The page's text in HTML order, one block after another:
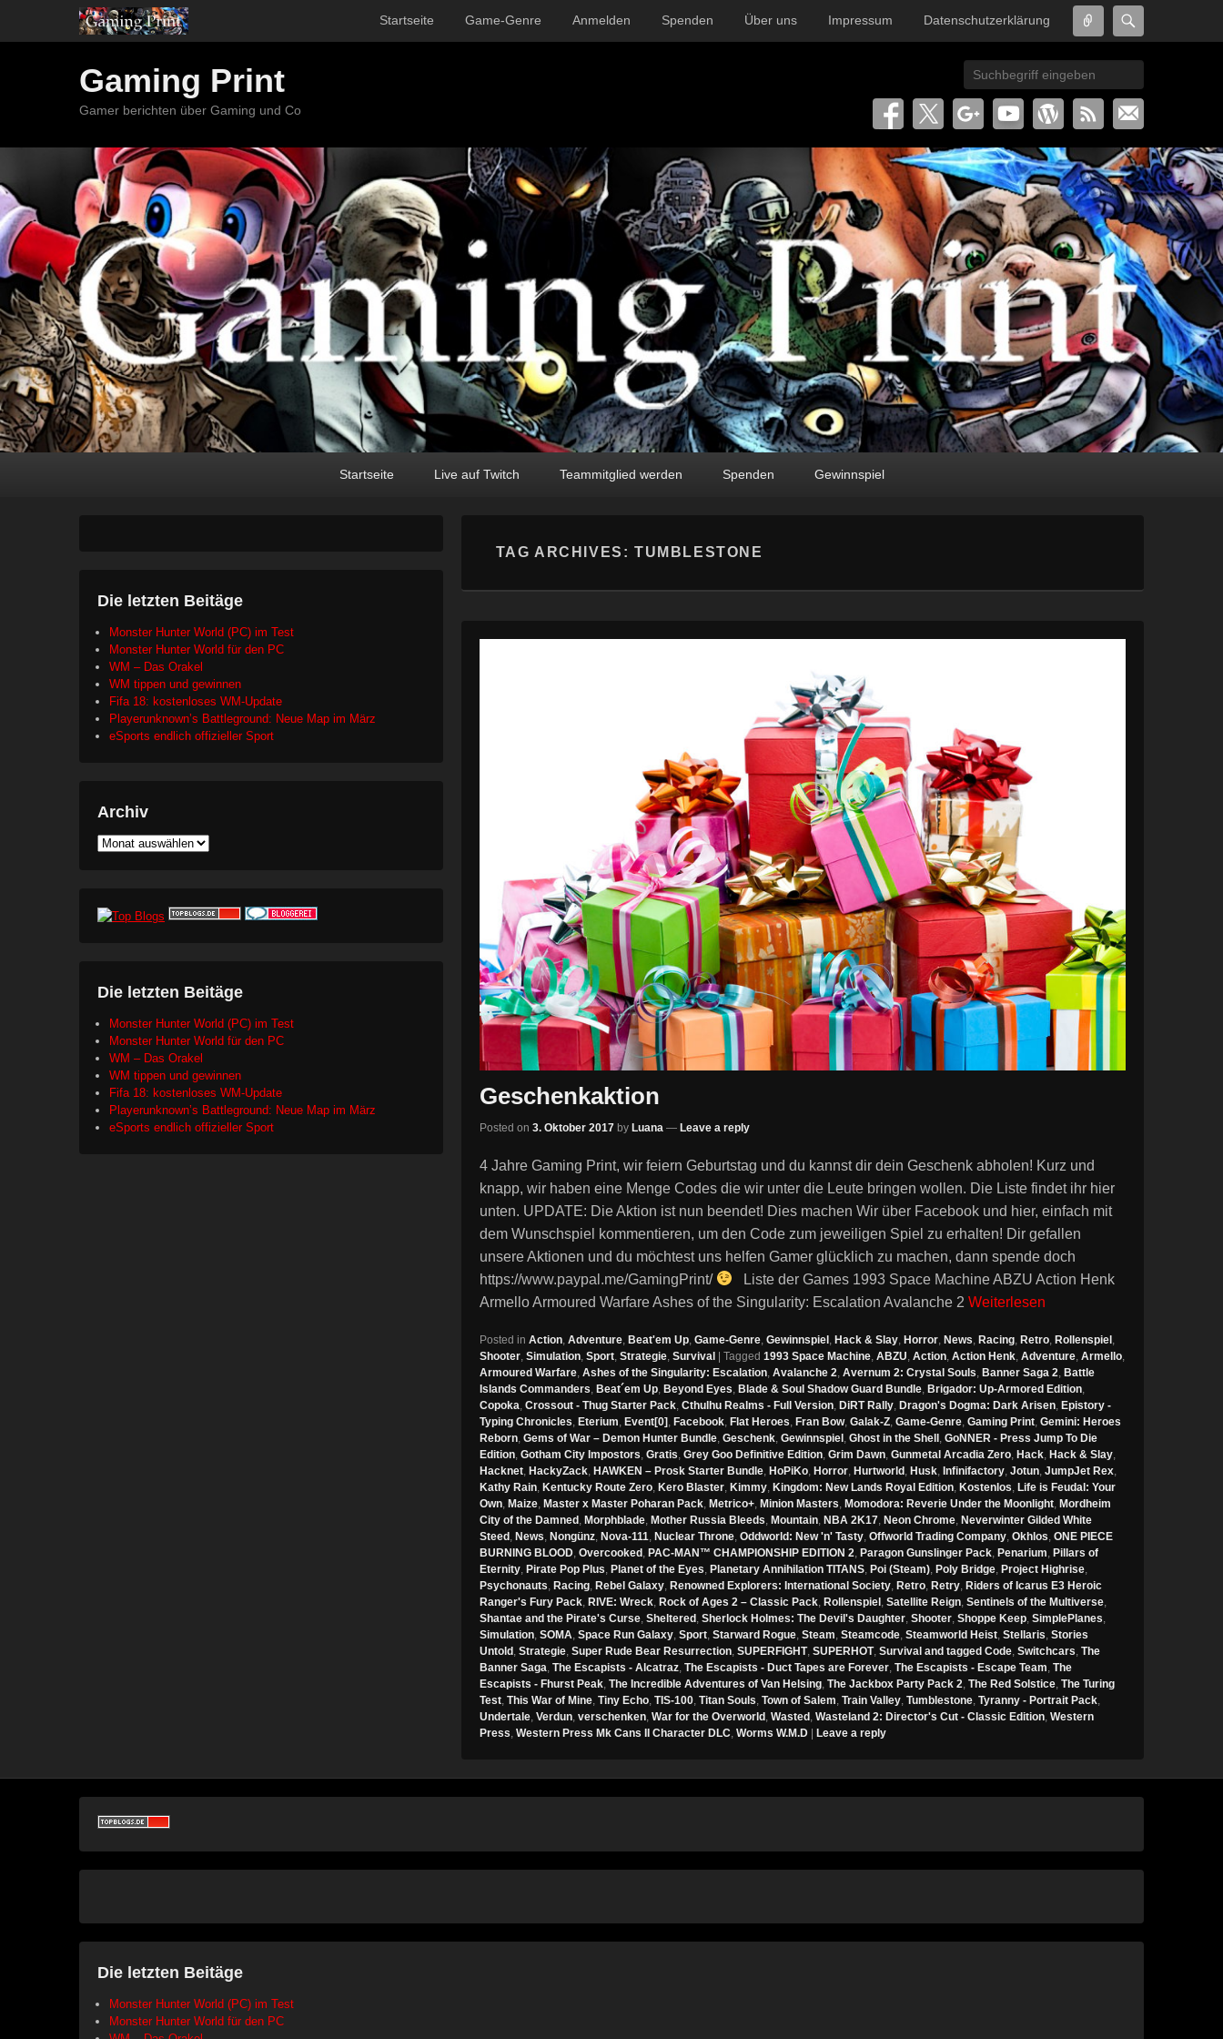
Connect
Startseite Game-Genre Anmelden Spenden Über uns Impressum Datenschutzerklärung
Gaming Print
Gamer berichten über Gaming und Co
Search
Startseite Live auf Twitch Teammitglied werden Spenden Gewinnspiel
TAG ARCHIVES: TUMBLESTONE
Geschenkaktion
Posted on 3. Oktober 2017 by Luana — Leave a reply
4 Jahre Gaming Print, wir feiern Geburtstag und du kannst dir dein Geschenk abholen! Kurz und
knapp, wir haben eine Menge Codes die wir unter die Leute bringen wollen. Die Liste findet ihr hier
unten. UPDATE: Die Aktion ist nun beendet! Dies machen Wir über Facebook und hier, einfach mit
dem Wunschspiel kommentieren, um den Code zum jeweiligen Spiel zu erhalten! Dir gefallen
unsere Aktionen und du möchtest uns helfen Gamer glücklich zu machen, dann spende doch
https://www.paypal.me/GamingPrint/
Liste der Games 1993 Space Machine ABZU Action Henk
Armello Armoured Warfare Ashes of the Singularity: Escalation Avalanche 2 Weiterlesen
Posted in Action, Adventure, Beat'em Up, Game-Genre, Gewinnspiel, Hack & Slay, Horror, News, Racing, Retro, Rollenspiel,
Shooter, Simulation, Sport, Strategie, Survival | Tagged 1993 Space Machine, ABZU, Action, Action Henk, Adventure, Armello,
Armoured Warfare, Ashes of the Singularity: Escalation, Avalanche 2, Avernum 2: Crystal Souls, Banner Saga 2, Battle
Islands Commanders, Beat´em Up, Beyond Eyes, Blade & Soul Shadow Guard Bundle, Brigador: Up-Armored Edition,
Copoka, Crossout - Thug Starter Pack, Cthulhu Realms - Full Version, DiRT Rally, Dragon's Dogma: Dark Arisen, Epistory -
Typing Chronicles, Eterium, Event[0], Facebook, Flat Heroes, Fran Bow, Galak-Z, Game-Genre, Gaming Print, Gemini: Heroes
Reborn, Gems of War – Demon Hunter Bundle, Geschenk, Gewinnspiel, Ghost in the Shell, GoNNER - Press Jump To Die
Edition, Gotham City Impostors, Gratis, Grey Goo Definitive Edition, Grim Dawn, Gunmetal Arcadia Zero, Hack, Hack & Slay,
Hacknet, HackyZack, HAWKEN – Prosk Starter Bundle, HoPiKo, Horror, Hurtworld, Husk, Infinifactory, Jotun, JumpJet Rex,
Kathy Rain, Kentucky Route Zero, Kero Blaster, Kimmy, Kingdom: New Lands Royal Edition, Kostenlos, Life is Feudal: Your
Own, Maize, Master x Master Poharan Pack, Metrico+, Minion Masters, Momodora: Reverie Under the Moonlight, Mordheim
City of the Damned, Morphblade, Mother Russia Bleeds, Mountain, NBA 2K17, Neon Chrome, Neverwinter Gilded White
Steed, News, Nongünz, Nova-111, Nuclear Throne, Oddworld: New 'n' Tasty, Offworld Trading Company, Okhlos, ONE PIECE
BURNING BLOOD, Overcooked, PAC-MAN™ CHAMPIONSHIP EDITION 2, Paragon Gunslinger Pack, Penarium, Pillars of
Eternity, Pirate Pop Plus, Planet of the Eyes, Planetary Annihilation TITANS, Poi (Steam), Poly Bridge, Project Highrise,
Psychonauts, Racing, Rebel Galaxy, Renowned Explorers: International Society, Retro, Retry, Riders of Icarus E3 Heroic
Ranger's Fury Pack, RIVE: Wreck, Rock of Ages 2 – Classic Pack, Rollenspiel, Satellite Reign, Sentinels of the Multiverse,
Shantae and the Pirate's Curse, Sheltered, Sherlock Holmes: The Devil's Daughter, Shooter, Shoppe Keep, SimplePlanes,
Simulation, SOMA, Space Run Galaxy, Sport, Starward Rogue, Steam, Steamcode, Steamworld Heist, Stellaris, Stories
Untold, Strategie, Super Rude Bear Resurrection, SUPERFIGHT, SUPERHOT, Survival and tagged Code, Switchcars, The
Banner Saga, The Escapists - Alcatraz, The Escapists - Duct Tapes are Forever, The Escapists - Escape Team, The
Escapists - Fhurst Peak, The Incredible Adventures of Van Helsing, The Jackbox Party Pack 2, The Red Solstice, The Turing
Test, This War of Mine, Tiny Echo, TIS-100, Titan Souls, Town of Salem, Train Valley, Tumblestone, Tyranny - Portrait Pack,
Undertale, Verdun, verschenken, War for the Overworld, Wasted, Wasteland 2: Director's Cut - Classic Edition, Western
Press, Western Press Mk Cans II Character DLC, Worms W.M.D | Leave a reply
Die letzten Beitäge
Monster Hunter World (PC) im Test
Monster Hunter World für den PC
WM – Das Orakel
WM tippen und gewinnen
Fifa 18: kostenloses WM-Update
Playerunknown’s Battleground: Neue Map im März
eSports endlich offizieller Sport
Archiv
Archiv
Die letzten Beitäge
Monster Hunter World (PC) im Test
Monster Hunter World für den PC
WM – Das Orakel
WM tippen und gewinnen
Fifa 18: kostenloses WM-Update
Playerunknown’s Battleground: Neue Map im März
eSports endlich offizieller Sport
Die letzten Beitäge
Monster Hunter World (PC) im Test
Monster Hunter World für den PC